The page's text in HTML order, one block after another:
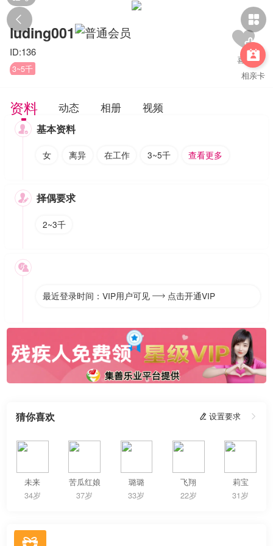
 

相亲卡
luding001
ID:136
3~5千
资料 动态 相册 视频
 基本资料
女 离异 在工作 3~5千 查看更多
 择偶要求
2~3千

最近登录时间：VIP用户可见  点击开通VIP
猜你喜欢  设置要求 
未来
34岁
苦瓜红娘
37岁
璐璐
33岁
飞翔
22岁
莉宝
31岁